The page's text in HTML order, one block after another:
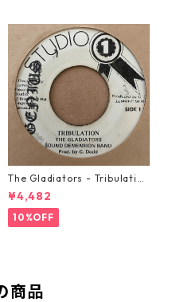
The Gladiators - Tribulation
【7-21365】
¥4,482
10%OFF
商品